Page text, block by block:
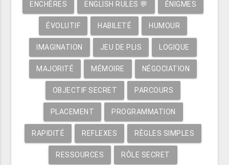
ENCHÈRES ENGLISH RULES 💬 ÉNIGMES
ÉVOLUTIF HABILETÉ HUMOUR
IMAGINATION JEU DE PLIS LOGIQUE
MAJORITÉ MÉMOIRE NÉGOCIATION
OBJECTIF SECRET PARCOURS
PLACEMENT PROGRAMMATION
RAPIDITÉ REFLEXES RÈGLES SIMPLES
RESSOURCES RÔLE SECRET